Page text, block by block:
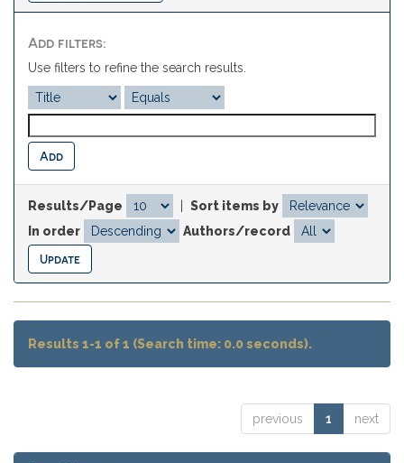
Add filters:
Use filters to refine the search results.
Results/Page
Sort items by
In order
Authors/record
Results 1-1 of 1 (Search time: 0.0 seconds).
previous 1 next